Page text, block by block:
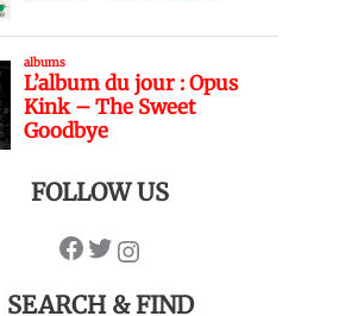
FOLLOW US
SEARCH & FIND